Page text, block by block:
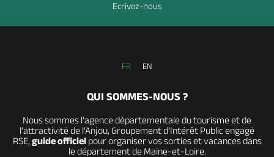
Ecrivez-nous
FR EN
QUI SOMMES-NOUS ?
Nous sommes l’agence départementale du tourisme et de
l’attractivité de l’Anjou, Groupement d’Intérêt Public engagé
RSE, guide officielpour organiser vos sorties et vacances dans
le département de Maine-et-Loire.